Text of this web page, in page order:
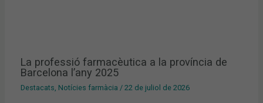
La professió farmacèutica a la província de
Barcelona l’any 2025
Destacats Notícies farmàcia /22 de juliol de 2026